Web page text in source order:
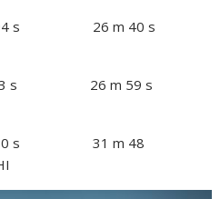
04 s 26 m 40 s
03 s 26 m 59 s
30 s 31 m 48